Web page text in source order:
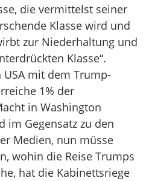
die vermittelst seiner
Klasse wird und
zur Niederhaltung und
Klasse“.
mit dem Trump-
1% der
in Washington
im Gegensatz zu den
Medien, nun müsse
wohin die Reise Trumps
hat die Kabinettsriege